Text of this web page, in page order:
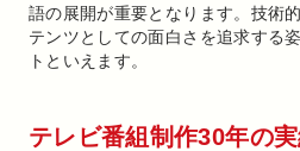
語の展開が重要となります。技術
テンツとしての面白さを追求する
トといえます。
テレビ番組制作30年の